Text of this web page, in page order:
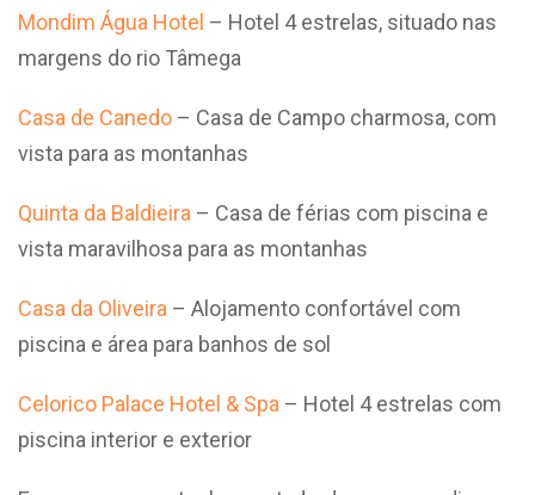
Mondim Água Hotel – Hotel 4 estrelas, situado nas
margens do rio Tâmega
Casa de Canedo – Casa de Campo charmosa, com
vista para as montanhas
Quinta da Baldieira – Casa de férias com piscina e
vista maravilhosa para as montanhas
Casa da Oliveira – Alojamento confortável com
piscina e área para banhos de sol
Celorico Palace Hotel & Spa – Hotel 4 estrelas com
piscina interior e exterior